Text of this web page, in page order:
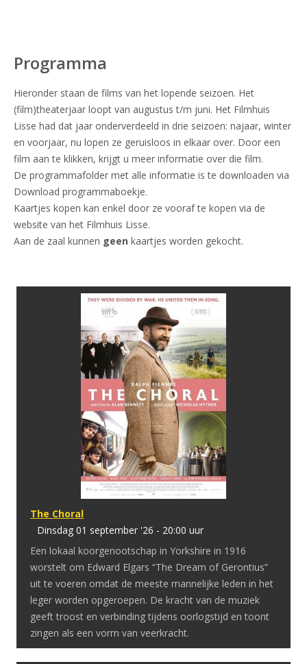
Programma
Hieronder staan de films van het lopende seizoen. Het
(film)theaterjaar loopt van augustus t/m juni. Het Filmhuis
Lisse had dat jaar onderverdeeld in drie seizoen: najaar, winter
en voorjaar, nu lopen ze geruisloos in elkaar over. Door een
film aan te klikken, krijgt u meer informatie over die film.
De programmafolder met alle informatie is te downloaden via
Download programmaboekje.
Kaartjes kopen kan enkel door ze vooraf te kopen via de
website van het Filmhuis Lisse.
Aan de zaal kunnen geen kaartjes worden gekocht.
The Choral
dinsdag 01 september '26 - 20:00 uur
Een lokaal koorgenootschap in Yorkshire in 1916
worstelt om Edward Elgars “The Dream of Gerontius”
uit te voeren omdat de meeste mannelijke leden in het
leger worden opgeroepen. De kracht van de muziek
geeft troost en verbinding tijdens oorlogstijd en toont
zingen als een vorm van veerkracht.